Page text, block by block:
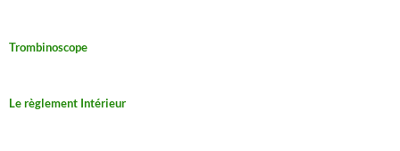
Trombinoscope
Le règlement Intérieur